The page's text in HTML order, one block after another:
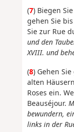
(7) Biegen
gehen Sie
Sie zur Rue
und den
XVIII. und
(8) Gehen
alten
Roses ein.
Beauséjour.
bewundern,
links in der